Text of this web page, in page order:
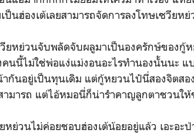
ป็นฮ่องเต้เลยสามารถจัดการลงโทษเซวียห
วนจับพลัดจับผลูมาเป็นองครักษ์ของกู้หย
นนี้ไม่ใช่พ่อแง่แม่งอนอะไรทำนองนั้นนะ แ
กันอยู่เป็นทุนเดิม แต่กู้หยวนไป๋นี่สองจิตสอง
มารถ แต่ไอ้หมอนี่ก็น่ารำคาญลูกตาชวนให้
ไม่ค่อยชอบฮ่องเต้น้อยอยู่แล้ว เอะอะป่ว